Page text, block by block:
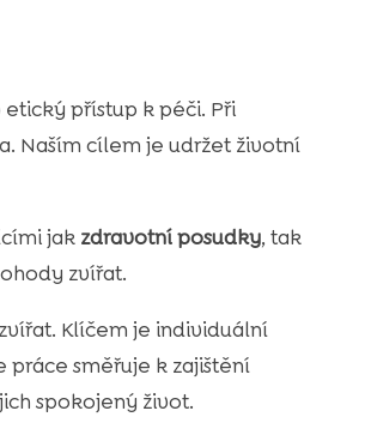
přístup k péči. Při
Naším cílem je udržet životní
jak zdravotní posudky, tak
zvířat.
Klíčem je individuální
práce směřuje k zajištění
spokojený život.